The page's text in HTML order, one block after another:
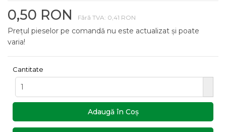
0,50 RON Fără TVA: 0,41 RON
Prețul pieselor pe comandă nu este actualizat și poate
varia!
Cantitate
Adaugă în Coş